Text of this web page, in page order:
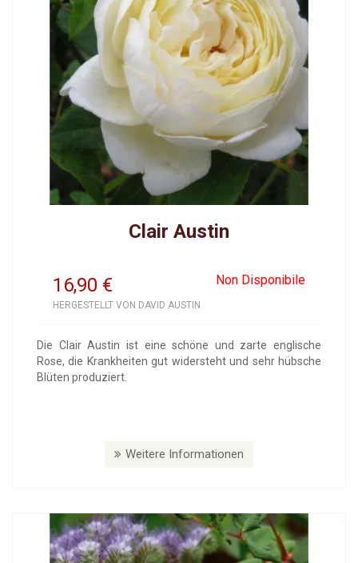
Clair Austin
16,90 Non Disponibile
€
HERGESTELLT VON DAVID AUSTIN
Die Clair Austin ist eine schöne und zarte englische
Rose, die Krankheiten gut widersteht und sehr hübsche
Blüten produziert.
Weitere Informationen